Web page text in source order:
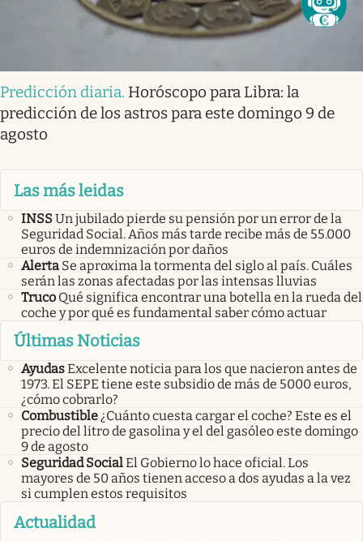
Predicción diaria. Horóscopo para Libra: la
predicción de los astros para este domingo 9 de
agosto
Las más leidas
INSSUn jubilado pierde su pensión por un error de la
Seguridad Social. Años más tarde recibe más de 55.000
euros de indemnización por daños
Alerta Se aproxima la tormenta del siglo al país. Cuáles
serán las zonas afectadas por las intensas lluvias
Truco Qué significa encontrar una botella en la rueda del
coche y por qué es fundamental saber cómo actuar
Últimas Noticias
AyudasExcelente noticia para los que nacieron antes de
1973. El SEPE tiene este subsidio de más de 5000 euros,
¿cómo cobrarlo?
Combustible¿Cuánto cuesta cargar el coche? Este es el
precio del litro de gasolina y el del gasóleo este domingo
9 de agosto
Seguridad SocialEl Gobierno lo hace oficial. Los
mayores de 50 años tienen acceso a dos ayudas a la vez
si cumplen estos requisitos
Actualidad